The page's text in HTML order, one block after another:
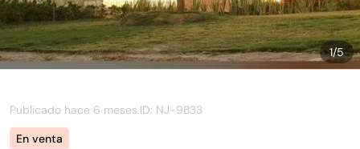
1/5
Publicado hace 6 meses.ID: NJ-9B33
En venta